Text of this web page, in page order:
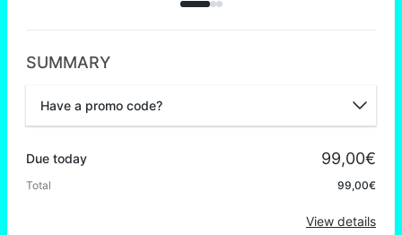
SUMMARY
Have a promo code?
Due today 99,00€
Total 99,00€
View details